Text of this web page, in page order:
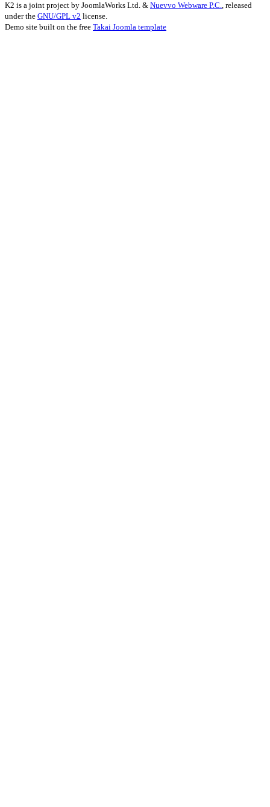
K2 is a joint project by JoomlaWorks Ltd. & Nuevvo Webware P.C., released
under the GNU/GPL v2 license.
Demo site built on the free Takai Joomla template